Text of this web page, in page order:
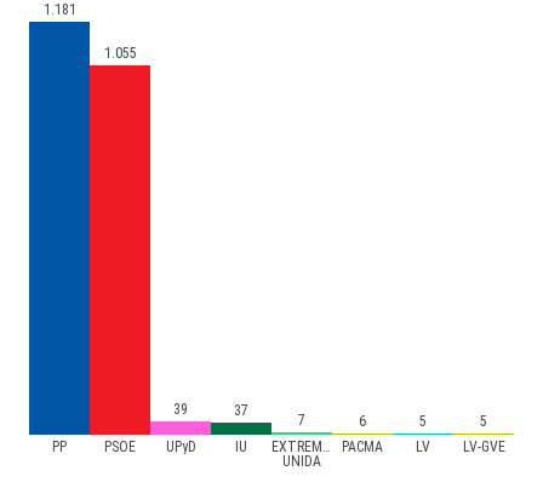
PP PSOE UPyD IU
EXTREMADURA
UNIDA
PACMA LV LV-GVE
1.181
1.055
39 37
7 6 5 5